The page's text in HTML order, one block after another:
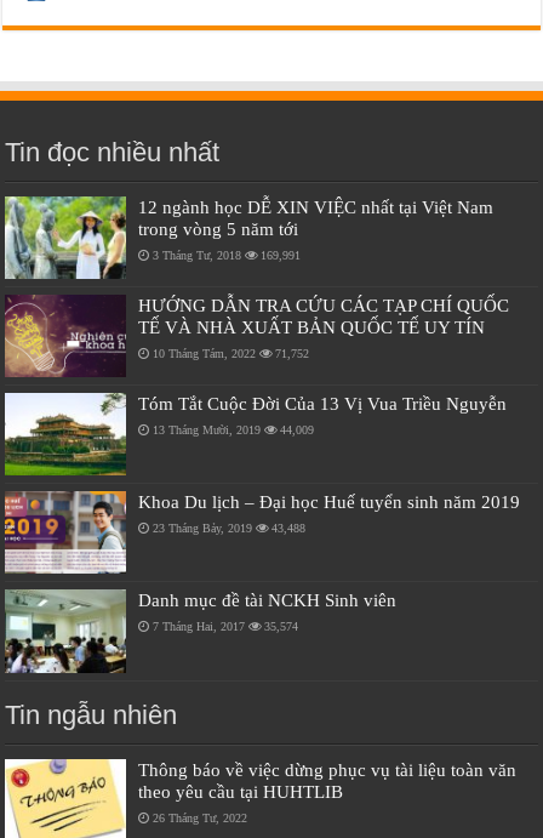
Tin đọc nhiều nhất
12 ngành học DỄ XIN VIỆC nhất tại Việt Nam
trong vòng 5 năm tới
3 Tháng Tư, 2018 169,991
HƯỚNG DẪN TRA CỨU CÁC TẠP CHÍ QUỐC
TẾ VÀ NHÀ XUẤT BẢN QUỐC TẾ UY TÍN
10 Tháng Tám, 2022 71,752
Tóm Tắt Cuộc Đời Của 13 Vị Vua Triều Nguyễn
13 Tháng Mười, 2019 44,009
Khoa Du lịch – Đại học Huế tuyển sinh năm 2019
23 Tháng Bảy, 2019 43,488
Danh mục đề tài NCKH Sinh viên
7 Tháng Hai, 2017 35,574
Tin ngẫu nhiên
Thông báo về việc dừng phục vụ tài liệu toàn văn
theo yêu cầu tại HUHTLIB
26 Tháng Tư, 2022